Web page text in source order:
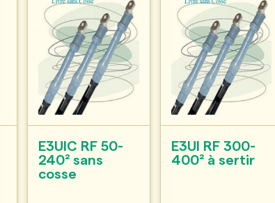
E3UIC RF 50-
240² sans
cosse
E3UI RF 300-
400² à sertir